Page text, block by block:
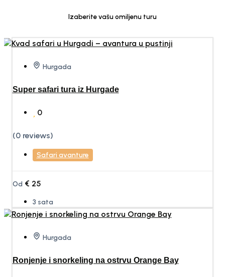
Izaberite vašu omiljenu turu
Hurgada
Super safari tura iz Hurgade
0
(0 reviews)
Safari avanture
Od € 25
3 sata
Hurgada
Ronjenje i snorkeling na ostrvu Orange Bay